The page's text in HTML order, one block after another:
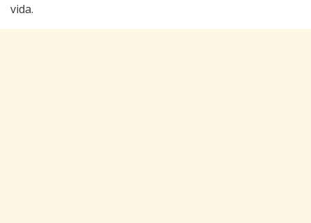
vida.